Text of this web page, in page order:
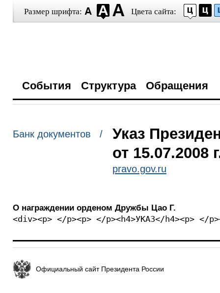
Размер шрифта: Цвета сайта:
События Структура Обращения
Банк документов /
Указ
от 15.07.2008
pravo.gov.ru
О награждении орденом Дружбы Цао Г.
<div><p> </p><p> </p><h4>УКАЗ</h4><p> </
Официальный сайт Президента России